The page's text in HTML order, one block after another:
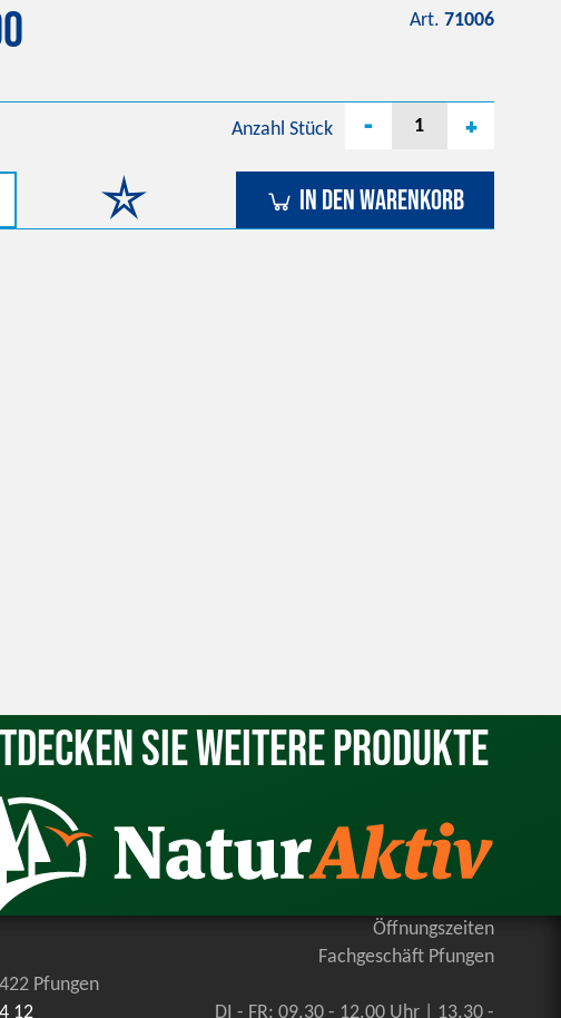
Art. 71006
Anzahl Stück - +
In den Warenkorb
Sie weitere Produkte
Pfungen
12
Öffnungszeiten
Fachgeschäft Pfungen
DI - FR: 09.30 - 12.00 Uhr | 13.30 -